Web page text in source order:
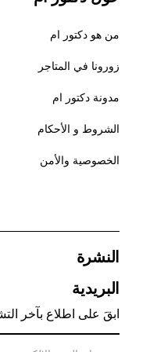
من هو دكتور ام
زورونا في المتاجر
مدونة دكتور ام
الشروط و الأحكام
الخصوصية والأمن
النشرة
البريدية
ابقَ على اطلاع بآخر